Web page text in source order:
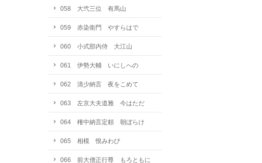
058 大弐三位 有馬山
059 赤染衛門 やすらはで
060 小式部内侍 大江山
061 伊勢大輔 いにしへの
062 清少納言 夜をこめて
063 左京大夫道雅 今はただ
064 権中納言定頼 朝ぼらけ
065 相模 恨みわび
066 前大僧正行尊 もろともに